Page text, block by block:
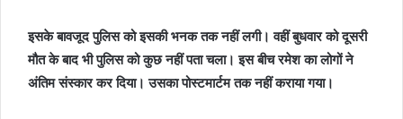
इसके बावजूद पुलिस को इसकी भनक तक नहीं लगी। वहीं बुधवार को दूसरी
मौत के बाद भी पुलिस को कुछ नहीं पता चला। इस बीच रमेश का लोगों ने
अंतिम संस्कार कर दिया। उसका पोस्टमार्टम तक नहीं कराया गया।